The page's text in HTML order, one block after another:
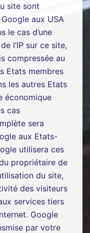
site sont
aux USA
le cas d’une
l’IP sur ce site,
compressée au
Etats membres
les autres Etats
économique
cas
sera
aux Etats-
utilisera ces
propriétaire de
du site,
des visiteurs
services tiers
Google
par votre